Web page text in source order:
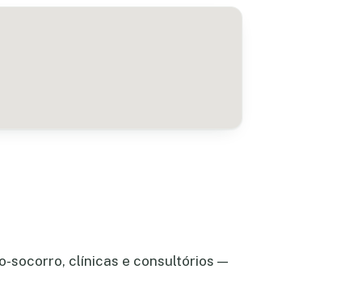
socorro, clínicas e consultórios —